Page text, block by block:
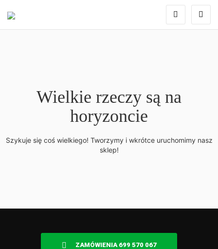
Wielkie rzeczy są na
horyzoncie
Szykuje się coś wielkiego! Tworzymy i wkrótce uruchomimy nasz
sklep!
ZAMÓWIENIA 699 570 067